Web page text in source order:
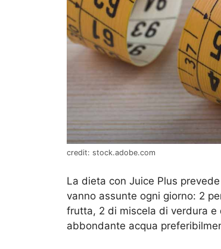
credit: stock.adobe.com
La dieta con Juice Plus prevede
vanno assunte ogni giorno: 2
frutta, 2 di miscela di verdura e
abbondante acqua